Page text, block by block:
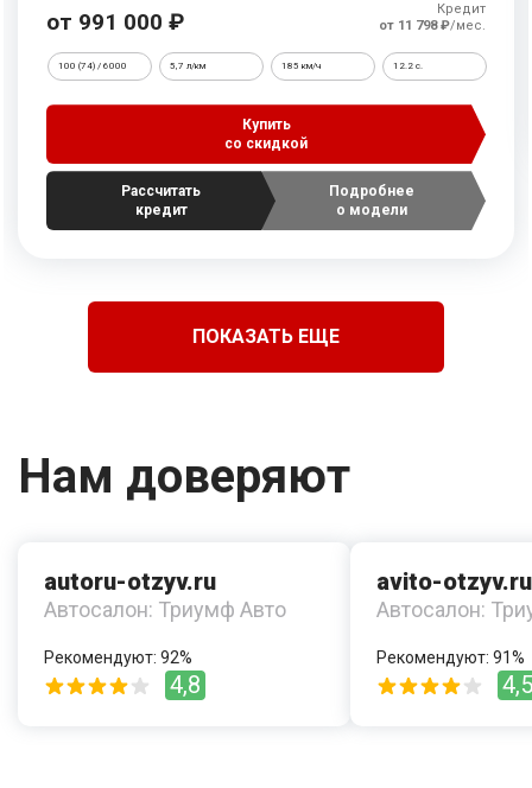
от 991 000 ₽
Кредит
от 11 798 ₽/мес.
100 (74) / 6000 5,7 л/км 185 км/ч 12.2 c.
Купить
со скидкой
Рассчитать
кредит
Подробнее
о модели
ПОКАЗАТЬ ЕЩЕ
Нам доверяют
autoru-otzyv.ru
Автосалон: Триумф Авто
Рекомендуют: 92%
4,8
avito-otzyv.ru
Автосалон:
Рекомендуют: 91%
4,5